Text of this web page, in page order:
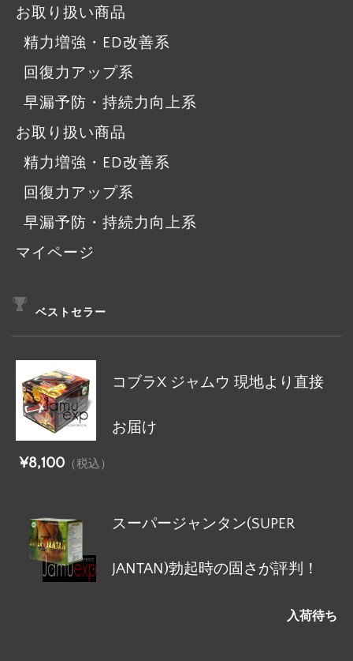
お取り扱い商品
精力増強・ED改善系
回復力アップ系
早漏予防・持続力向上系
お取り扱い商品
精力増強・ED改善系
回復力アップ系
早漏予防・持続力向上系
マイページ
ベストセラー
コブラX ジャムウ 現地より直接
お届け
¥8,100 （税込）
スーパージャンタン(SUPER
JANTAN)勃起時の固さが評判！
入荷待ち